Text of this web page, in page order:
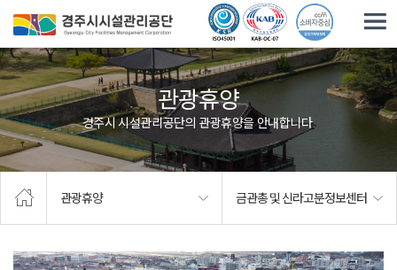
관광휴양
경주시 시설관리공단의 관광휴양을 안내합니다.
관광휴양 금관총 및 신라고분정보센터